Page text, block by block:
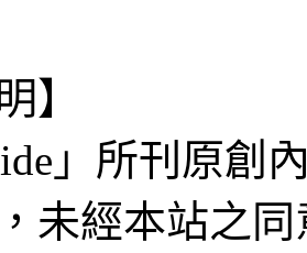
】
」所刊原創
未經本站之